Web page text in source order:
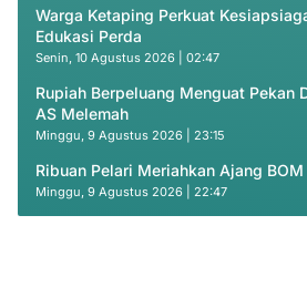
Warga Ketaping Perkuat
Edukasi Perda
Senin, 10 Agustus 2026 | 02:47
Rupiah Berpeluang Menguat Pekan
AS Melemah
Minggu, 9 Agustus 2026 | 23:15
Ribuan Pelari Meriahkan Ajang
Minggu, 9 Agustus 2026 | 22:47